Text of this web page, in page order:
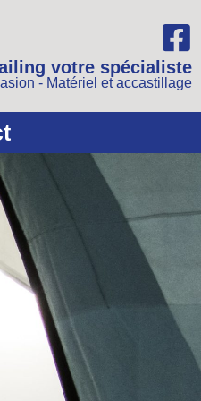
votre spécialiste
- Matériel et accastillage